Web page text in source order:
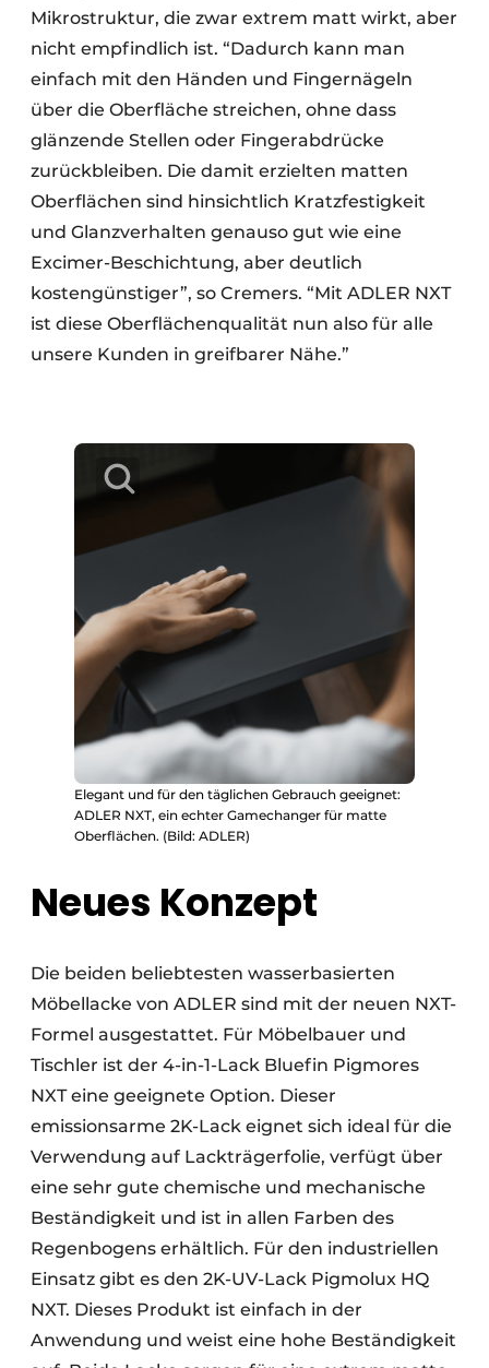
Mikrostruktur, die zwar extrem matt wirkt, aber
nicht empfindlich ist. “Dadurch kann man
einfach mit den Händen und Fingernägeln
über die Oberfläche streichen, ohne dass
glänzende Stellen oder Fingerabdrücke
zurückbleiben. Die damit erzielten matten
Oberflächen sind hinsichtlich Kratzfestigkeit
und Glanzverhalten genauso gut wie eine
Excimer-Beschichtung, aber deutlich
kostengünstiger”, so Cremers. “Mit ADLER NXT
ist diese Oberflächenqualität nun also für alle
unsere Kunden in greifbarer Nähe.”
Elegant und für den täglichen Gebrauch geeignet:
ADLER NXT, ein echter Gamechanger für matte
Oberflächen. (Bild: ADLER)
Neues Konzept
Die beiden beliebtesten wasserbasierten
Möbellacke von ADLER sind mit der neuen NXT-
Formel ausgestattet. Für Möbelbauer und
Tischler ist der 4-in-1-Lack Bluefin Pigmores
NXT eine geeignete Option. Dieser
emissionsarme 2K-Lack eignet sich ideal für die
Verwendung auf Lackträgerfolie, verfügt über
eine sehr gute chemische und mechanische
Beständigkeit und ist in allen Farben des
Regenbogens erhältlich. Für den industriellen
Einsatz gibt es den 2K-UV-Lack Pigmolux HQ
NXT. Dieses Produkt ist einfach in der
Anwendung und weist eine hohe Beständigkeit